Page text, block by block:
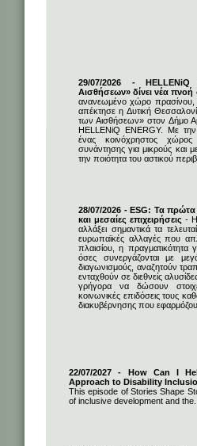
29/07/2026 -
Αισθήσεων» δίνει νέα
ανανεωμένο χώρο
απέκτησε η Δυτική
των Αισθήσεων» στον Δήμο
HELLENiQ ENERGY. Με την
ένας κοινόχρηστος χώρος
συνάντησης για μικρούς και
την ποιότητα του αστικού
28/07/2026 - ESG: Τα πρώτα
και μεσαίες επιχειρήσεις - Η
αλλάξει σημαντικά τα
ευρωπαϊκές αλλαγές που
πλαισίου, η πραγματικότητα
όσες συνεργάζονται με
διαγωνισμούς, αναζητούν
ενταχθούν σε διεθνείς
γρήγορα να δώσουν
κοινωνικές επιδόσεις τους
διακυβέρνησης που
22/07/2027 - How Can I
Approach to Disability
This episode of Stories Shape
of inclusive development and the...